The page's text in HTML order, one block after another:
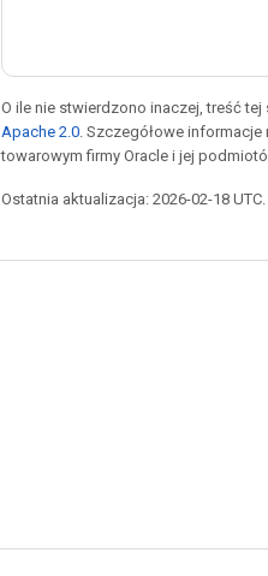
O ile nie stwierdzono inaczej, treść tej
Apache 2.0 . Szczegółowe
towarowym firmy Oracle i jej
Ostatnia aktualizacja: 2026-02-18 UTC.